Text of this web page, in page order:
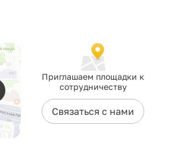
Приглашаем площадки к
сотрудничеству
Связаться с нами